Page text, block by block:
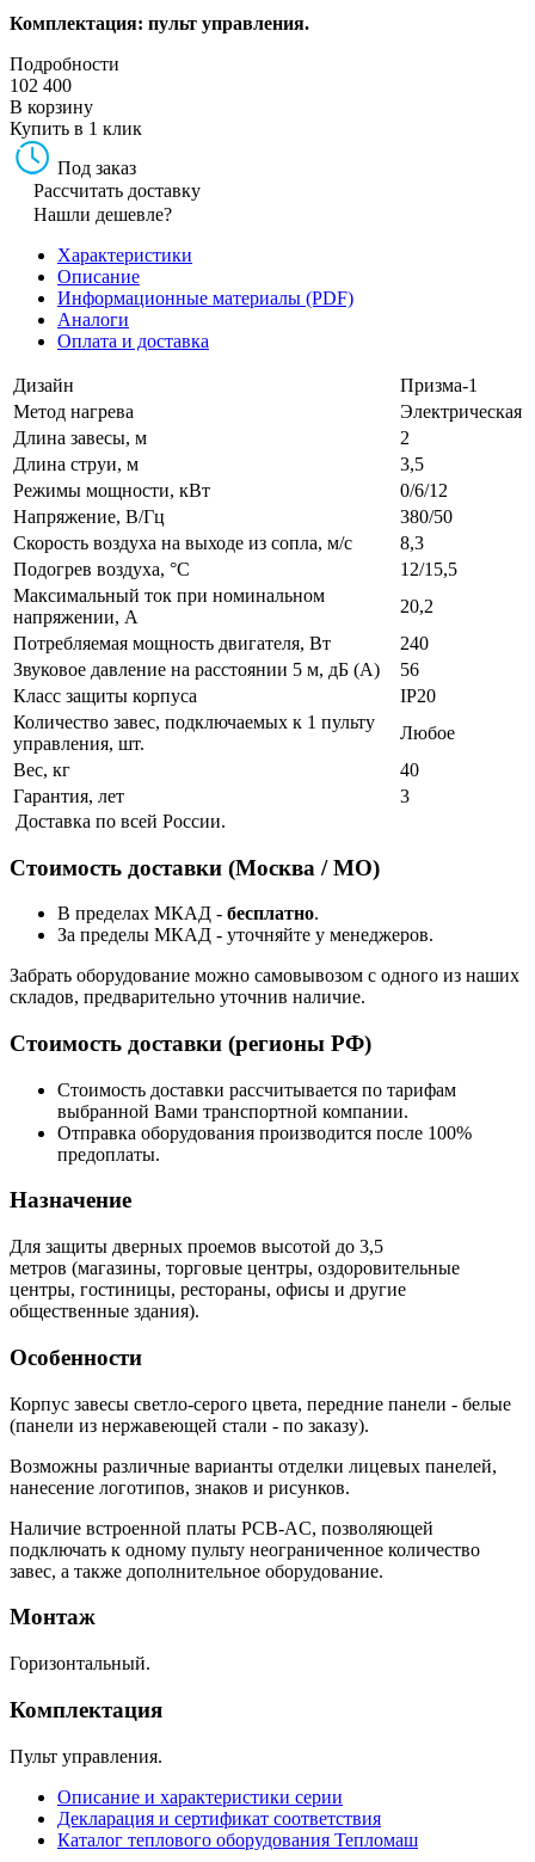
Комплектация: пульт управления.
Подробности
102 400
В корзину
Купить в 1 клик
Под заказ
Рассчитать доставку
Нашли дешевле?
Характеристики
Описание
Информационные материалы (PDF)
Аналоги
Оплата и доставка
Дизайн
Призма-1
Метод нагрева
Электрическая
Длина завесы, м
2
Длина струи, м
3,5
Режимы мощности, кВт
0/6/12
Напряжение, В/Гц
380/50
Скорость воздуха на выходе из сопла, м/с
8,3
Подогрев воздуха, °С
12/15,5
Максимальный ток при номинальном
напряжении, А
20,2
Потребляемая мощность двигателя, Вт
240
Звуковое давление на расстоянии 5 м, дБ (А)
56
Класс защиты корпуса
IP20
Количество завес, подключаемых к 1 пульту
управления, шт.
Любое
Вес, кг
40
Гарантия, лет
3
Доставка по всей России.
Стоимость доставки (Москва / МО)
В пределах МКАД - бесплатно.
За пределы МКАД - уточняйте у менеджеров.
Забрать оборудование можно самовывозом с одного из наших
складов, предварительно уточнив наличие.
Стоимость доставки (регионы РФ)
Стоимость доставки рассчитывается по тарифам
выбранной Вами транспортной компании.
Отправка оборудования производится после 100%
предоплаты.
Назначение
Для защиты дверных проемов высотой до 3,5
метров (магазины, торговые центры, оздоровительные
центры, гостиницы, рестораны, офисы и другие
общественные здания).
Особенности
Корпус завесы светло-серого цвета, передние панели - белые
(панели из нержавеющей стали - по заказу).
Возможны различные варианты отделки лицевых панелей,
нанесение логотипов, знаков и рисунков.
Наличие встроенной платы PCB-AC, позволяющей
подключать к одному пульту неограниченное количество
завес, а также дополнительное оборудование.
Монтаж
Горизонтальный.
Комплектация
Пульт управления.
Описание и характеристики серии
Декларация и сертификат соответствия
Каталог теплового оборудования Тепломаш